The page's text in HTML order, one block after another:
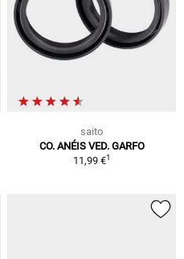
saito
CO. ANÉIS VED. GARFO
11,99 €1